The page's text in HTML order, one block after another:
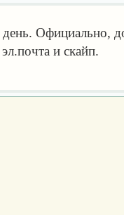
Официально,
и скайп.